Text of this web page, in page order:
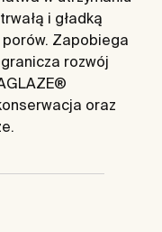
i gładką
Zapobiega
rozwój
oraz